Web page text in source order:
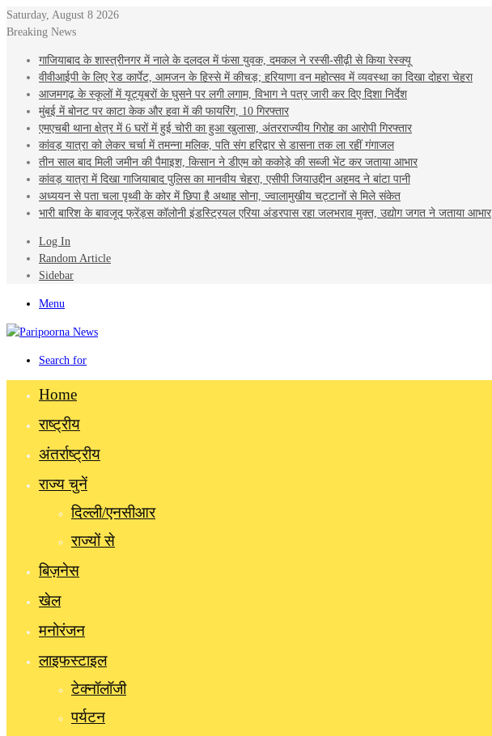
Saturday, August 8 2026
Breaking News
गाजियाबाद के शास्त्रीनगर में नाले के दलदल में फंसा युवक, दमकल ने रस्सी-सीढ़ी से किया रेस्क्यू
वीवीआईपी के लिए रेड कार्पेट, आमजन के हिस्से में कीचड़; हरियाणा वन महोत्सव में व्यवस्था का दिखा दोहरा चेहरा
आजमगढ़ के स्‍कूलों में यूट्यूबरों के घुसने पर लगी लगाम, व‍िभाग ने पत्र जारी कर दि‍ए द‍िशा न‍िर्देश
मुंबई में बोनट पर काटा केक और हवा में की फायरिंग, 10 गिरफ्तार
एमएचबी थाना क्षेत्र में 6 घरों में हुई चोरी का हुआ खुलासा, अंतरराज्यीय गिरोह का आरोपी गिरफ्तार
कांवड़ यात्रा को लेकर चर्चा में तमन्ना मलिक, पति संग हरिद्वार से डासना तक ला रहीं गंगाजल
तीन साल बाद मिली जमीन की पैमाइश, किसान ने डीएम को ककोड़े की सब्जी भेंट कर जताया आभार
कांवड़ यात्रा में दिखा गाजियाबाद पुलिस का मानवीय चेहरा, एसीपी जियाउद्दीन अहमद ने बांटा पानी
अध्ययन से पता चला पृथ्वी के कोर में छिपा है अथाह सोना, ज्वालामुखीय चट्टानों से मिले संकेत
भारी बारिश के बावजूद फ्रेंड्स कॉलोनी इंडस्ट्रियल एरिया अंडरपास रहा जलभराव मुक्त, उद्योग जगत ने जताया आभार
Log In
Random Article
Sidebar
Menu
Search for
Home
राष्ट्रीय
अंतर्राष्ट्रीय
राज्य चुनें
दिल्ली/एनसीआर
राज्यों से
बिज़नेस
खेल
मनोरंजन
लाइफस्टाइल
टेक्नॉलॉजी
पर्यटन